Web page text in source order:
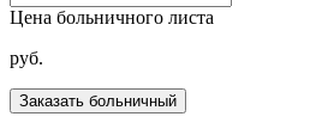
Цена больничного листа
руб.